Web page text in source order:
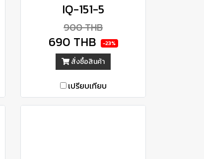
IQ-151-5
900 THB
690 THB -23%
สั่งซื้อสินค้า
เปรียบเทียบ